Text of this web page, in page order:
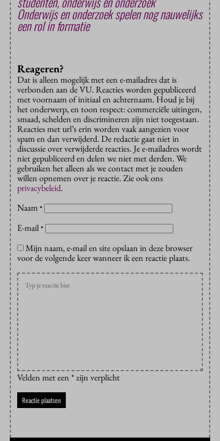
Onderwijs en onderzoek spelen nog nauwelijks
een rol in formatie
Reageren?
Dat is alleen mogelijk met een e-mailadres dat is
verbonden aan de VU. Reacties worden gepubliceerd
met voornaam of initiaal en achternaam. Houd je bij
het onderwerp, en toon respect: commerciële uitingen,
smaad, schelden en discrimineren zijn niet toegestaan.
Reacties met url’s erin worden vaak aangezien voor
spam en dan verwijderd. De redactie gaat niet in
discussie over verwijderde reacties. Je e-mailadres wordt
niet gepubliceerd en delen we niet met derden. We
gebruiken het alleen als we contact met je zouden
willen opnemen over je reactie. Zie ook ons
privacybeleid.
Naam *
E-mail *
Mijn naam, e-mail en site opslaan in deze browser
voor de volgende keer wanneer ik een reactie plaats.
Velden met een * zijn verplicht